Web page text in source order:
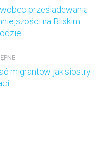
prześladowania
na Bliskim
Następny
migrantów jak siostry i